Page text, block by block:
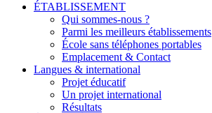
ÉTABLISSEMENT
Qui sommes-nous ?
Parmi les meilleurs établissements
École sans téléphones portables
Emplacement & Contact
Langues & international
Projet éducatif
Un projet international
Résultats